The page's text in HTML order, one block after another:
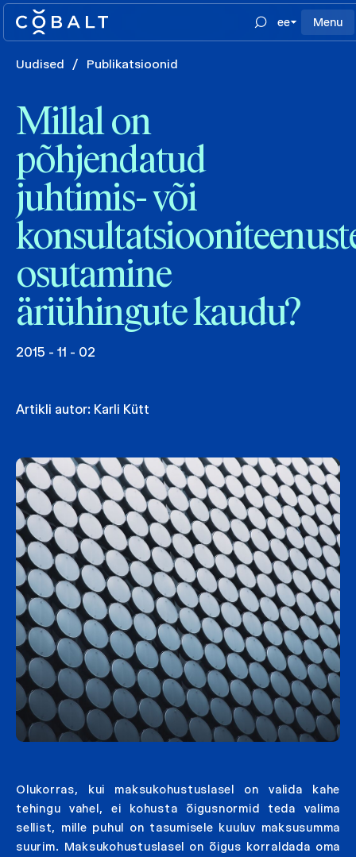
ee Menu
Uudised / Publikatsioonid
Millal on
põhjendatud
juhtimis- või
osutamine
äriühingute kaudu?
2015 - 11 - 02
Artikli autor: Karli Kütt
Olukorras, kui maksukohustuslasel on valida kahe
tehingu vahel, ei kohusta õigusnormid teda valima
sellist, mille puhul on tasumisele kuuluv maksusumma
suurim. Maksukohustuslasel on õigus korraldada oma